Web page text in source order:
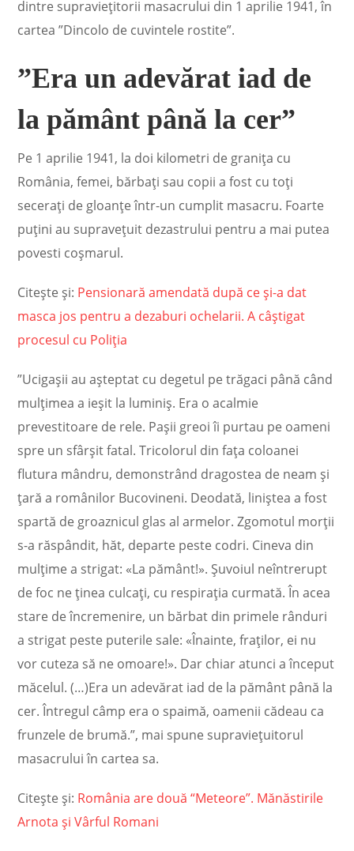
dintre supravieţitorii masacrului din 1 aprilie 1941, în
cartea ”Dincolo de cuvintele rostite”.
”Era un adevărat iad de
la pământ până la cer”
Pe 1 aprilie 1941, la doi kilometri de graniţa cu
România, femei, bărbaţi sau copii a fost cu toţi
seceraţi de gloanţe într-un cumplit masacru. Foarte
puţini au supraveţuit dezastrului pentru a mai putea
povesti coşmarul.
Citește și: Pensionară amendată după ce și-a dat
masca jos pentru a dezaburi ochelarii. A câştigat
procesul cu Poliţia
”Ucigaşii au aşteptat cu degetul pe trăgaci până când
mulţimea a ieşit la luminiş. Era o acalmie
prevestitoare de rele. Paşii greoi îi purtau pe oameni
spre un sfârşit fatal. Tricolorul din faţa coloanei
flutura mândru, demonstrând dragostea de neam şi
ţară a românilor Bucovineni. Deodată, liniştea a fost
spartă de groaznicul glas al armelor. Zgomotul morţii
s-a răspândit, hăt, departe peste codri. Cineva din
mulţime a strigat: «La pământ!». Şuvoiul neîntrerupt
de foc ne ţinea culcaţi, cu respiraţia curmată. În acea
stare de încremenire, un bărbat din primele rânduri
a strigat peste puterile sale: «Înainte, fraţilor, ei nu
vor cuteza să ne omoare!». Dar chiar atunci a început
măcelul. (…)Era un adevărat iad de la pământ până la
cer. Întregul câmp era o spaimă, oamenii cădeau ca
frunzele de brumă.”, mai spune supravieţuitorul
masacrului în cartea sa.
Citește și: România are două “Meteore”. Mănăstirile
Arnota şi Vârful Romani